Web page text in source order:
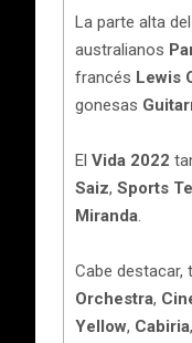
La parte alta
australianos
francés Lewis
gonesas
El Vida 2022
Saiz, Sports
Miranda.
Cabe destacar,
Orchestra,
Yellow, Cabiria,